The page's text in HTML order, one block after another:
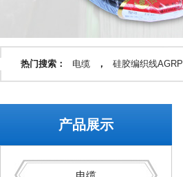
热门搜索： 电缆 ， 硅胶编织线AGRP
产品展示